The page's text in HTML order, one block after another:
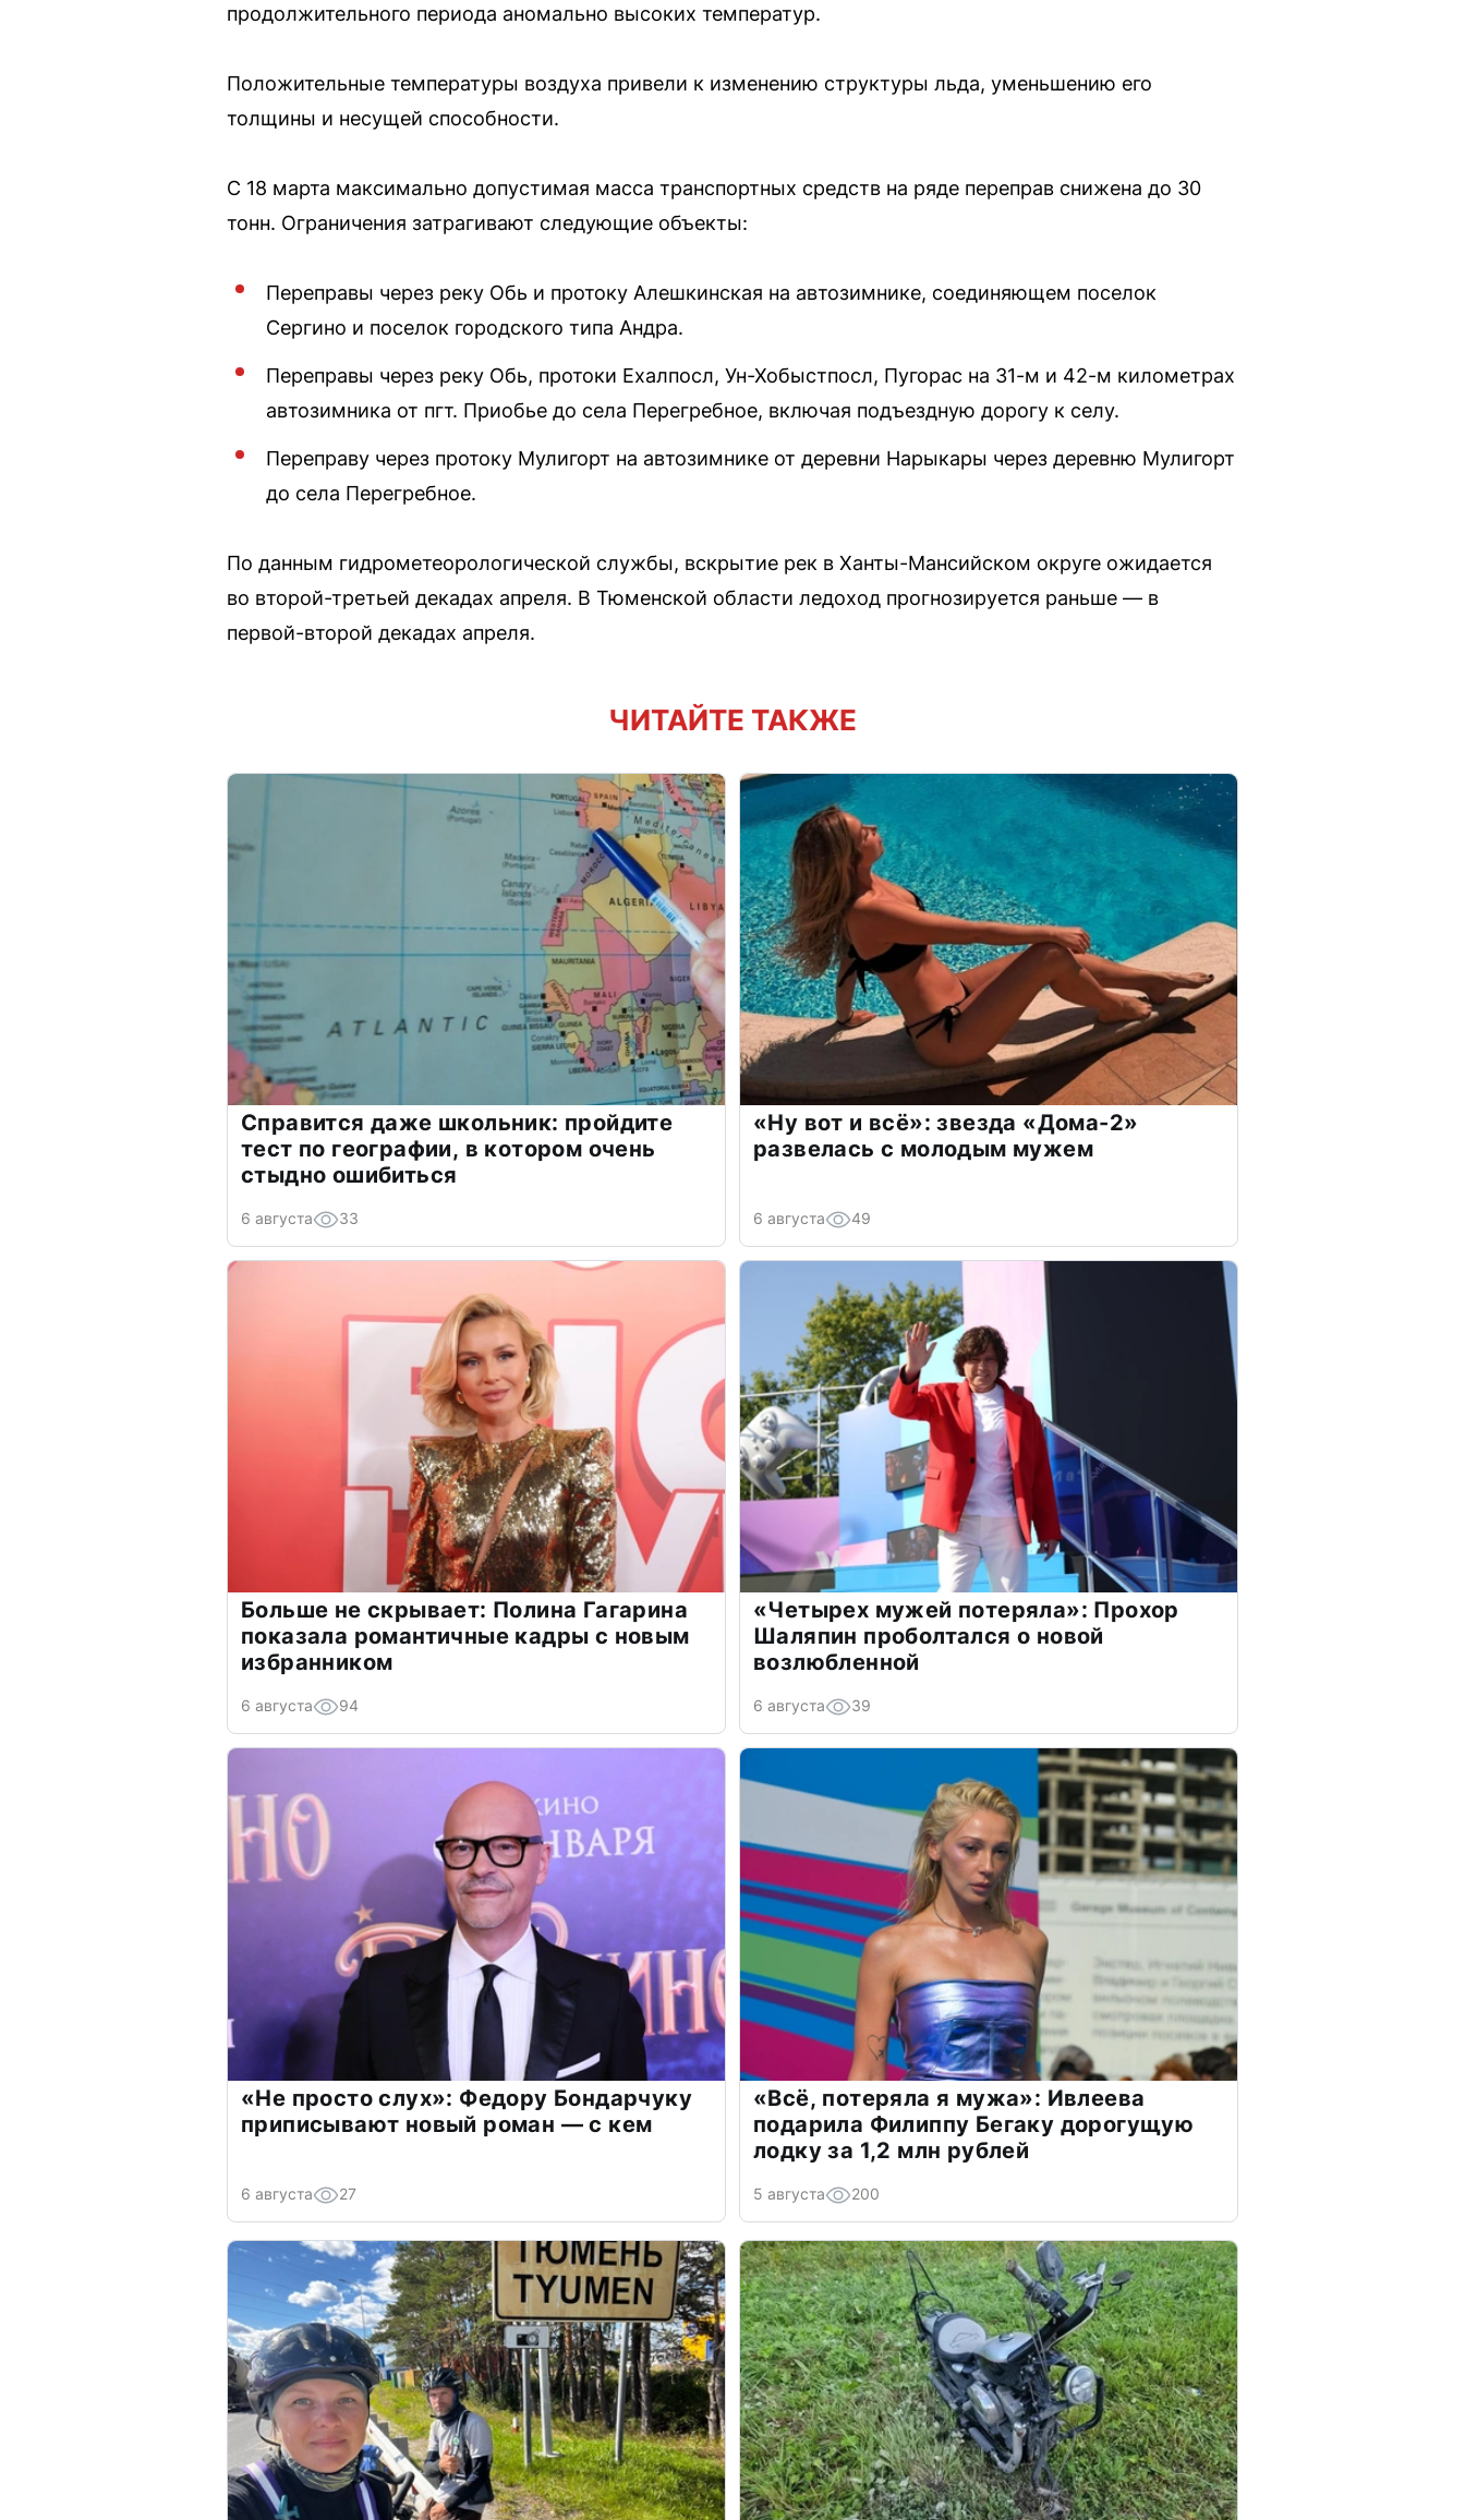
продолжительного периода аномально высоких температур.
Положительные температуры воздуха привели к изменению структуры льда, уменьшению его
толщины и несущей способности.
С 18 марта максимально допустимая масса транспортных средств на ряде переправ снижена до 30
тонн. Ограничения затрагивают следующие объекты:
Переправы через реку Обь и протоку Алешкинская на автозимнике, соединяющем поселок
Сергино и поселок городского типа Андра.
Переправы через реку Обь, протоки Ехалпосл, Ун-Хобыстпосл, Пугорас на 31-м и 42-м километрах
автозимника от пгт. Приобье до села Перегребное, включая подъездную дорогу к селу.
Переправу через протоку Мулигорт на автозимнике от деревни Нарыкары через деревню Мулигорт
до села Перегребное.
По данным гидрометеорологической службы, вскрытие рек в Ханты-Мансийском округе ожидается
во второй-третьей декадах апреля. В Тюменской области ледоход прогнозируется раньше — в
первой-второй декадах апреля.
ЧИТАЙТЕ ТАКЖЕ
Справится даже школьник: пройдите
тест по географии, в котором очень
стыдно ошибиться
6 августа 33
«Ну вот и всё»: звезда «Дома-2»
развелась с молодым мужем
6 августа 49
Больше не скрывает: Полина Гагарина
показала романтичные кадры с новым
избранником
6 августа 94
«Четырех мужей потеряла»: Прохор
Шаляпин проболтался о новой
возлюбленной
6 августа 39
«Не просто слух»: Федору Бондарчуку
приписывают новый роман — с кем
6 августа 27
«Всё, потеряла я мужа»: Ивлеева
подарила Филиппу Бегаку дорогущую
лодку за 1,2 млн рублей
5 августа 200